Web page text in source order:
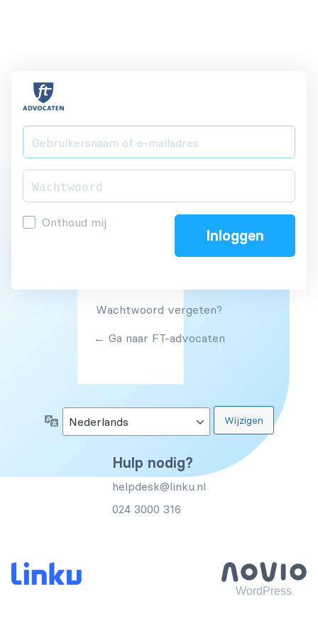
Onthoud mij
Wachtwoord vergeten?
← Ga naar FT-advocaten
Taal
Hulp nodig?
helpdesk@linku.nl
024 3000 316
WordPress